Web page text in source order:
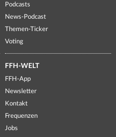
Podcasts
News-Podcast
Themen-Ticker
Voting
FFH-WELT
FFH-App
Newsletter
Kontakt
Frequenzen
Jobs